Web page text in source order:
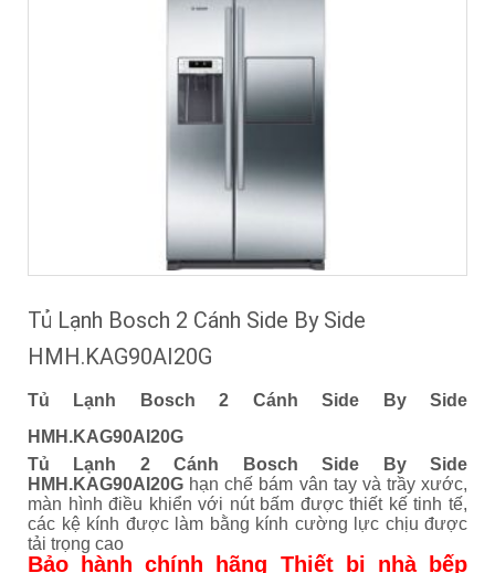
Tủ Lạnh Bosch 2 Cánh Side By Side
HMH.KAG90AI20G
Tủ Lạnh Bosch 2 Cánh Side By Side
HMH.KAG90AI20G
Tủ Lạnh 2 Cánh Bosch Side By Side
HMH.KAG90AI20G hạn chế bám vân tay và trầy xước,
màn hình điều khiển với nút bấm được thiết kế tinh tế,
các kệ kính được làm bằng kính cường lực chịu được
tải trọng cao
Bảo hành chính hãng Thiết bị nhà bếp